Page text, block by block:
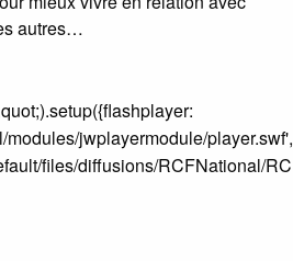
autres…
modules/jwplayermodule/
files/diffusions/RCFNational/